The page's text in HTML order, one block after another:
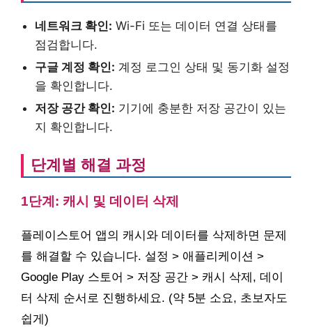
네트워크 확인: Wi-Fi 또는 데이터 연결 상태를
점검합니다.
구글 계정 확인: 계정 로그인 상태 및 동기화 설정
을 확인합니다.
저장 공간 확인: 기기에 충분한 저장 공간이 있는
지 확인합니다.
단계별 해결 과정
1단계: 캐시 및 데이터 삭제
플레이스토어 앱의 캐시와 데이터를 삭제하면 문제
를 해결할 수 있습니다. 설정 > 애플리케이션 >
Google Play 스토어 > 저장 공간 > 캐시 삭제, 데이
터 삭제 순서로 진행하세요. (약 5분 소요, 초보자도
쉽게)